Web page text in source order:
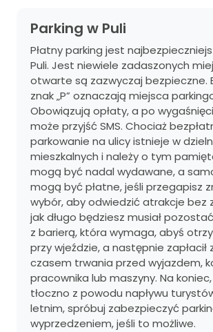
Parking w Puli
Płatny parking jest
Puli. Jest niewiele zadaszonych
otwarte są zazwyczaj bezpieczne.
znak „P” oznaczają miejsca
Obowiązują opłaty, a po
może przyjść SMS. Chociaż
parkowanie na ulicy istnieje w
mieszkalnych i należy o tym
mogą być nadal wydawane, a
mogą być płatne, jeśli przegapisz
wybór, aby odwiedzić atrakcje bez
jak długo będziesz musiał
z barierą, która wymaga, abyś
przy wjeździe, a następnie zapłacił
czasem trwania przed wyjazdem,
pracownika lub maszyny. Na
tłoczno z powodu napływu
letnim, spróbuj zabezpieczyć
wyprzedzeniem, jeśli to możliwe.